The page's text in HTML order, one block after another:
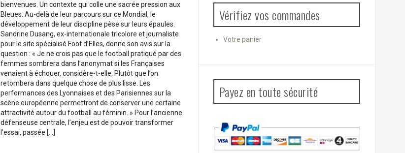
bienvenues. Un contexte qui colle une sacrée pression aux
Bleues. Au-delà de leur parcours sur ce Mondial, le
développement de leur discipline pèse sur leurs épaules.
Sandrine Dusang, ex-internationale tricolore et journaliste
pour le site spécialisé Foot d’Elles, donne son avis sur la
question : « Je ne crois pas que le football pratiqué par des
femmes sombrera dans l’anonymat si les Françaises
venaient à échouer, considère-t-elle. Plutôt que l’on
retombera dans quelque chose de plus lisse. Les
performances des Lyonnaises et des Parisiennes sur la
scène européenne permettront de conserver une certaine
attractivité autour du football au féminin. » Pour l’ancienne
défenseuse centrale, l’enjeu est de pouvoir transformer
l’essai, passée […]
Vérifiez vos commandes
Votre panier
Payez en toute sécurité